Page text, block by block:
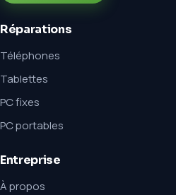
Réparations
Téléphones
Tablettes
PC fixes
PC portables
Entreprise
À propos